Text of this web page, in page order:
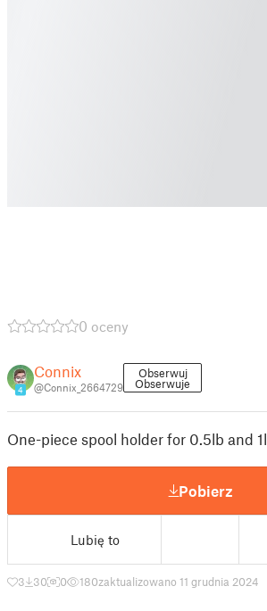
0 oceny
4
Connix
@Connix_2664729
Obserwuj
Obserwuje
One-piece spool holder for 0.5lb and
Pobierz
Lubię to
3 30 0 180zaktualizowano 11 grudnia 2024